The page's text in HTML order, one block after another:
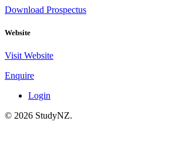
Download Prospectus
Website
Visit Website
Enquire
Login
© 2026 StudyNZ.